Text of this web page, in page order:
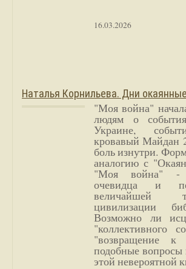
16.03.2026
Наталья Корнильева. Дни
"Моя война"
людям о
Украине,
кровавый Майдан
боль изнутри.
аналогию с
"Моя война" -
очевидца и
величайшей
цивилизации
Возможно ли
"коллективного
"возвращение
подобные
этой невероятной